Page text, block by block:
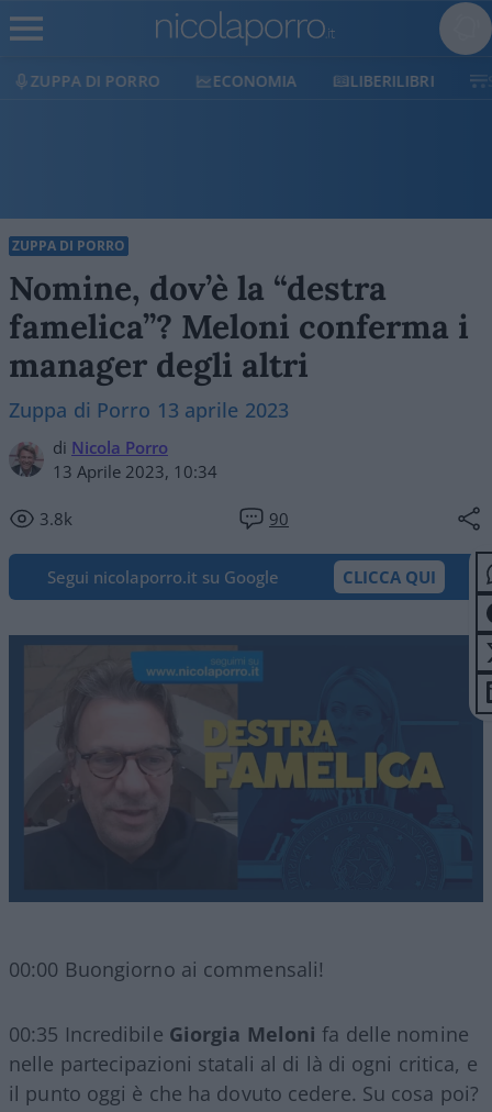
ZUPPA DI PORRO ECONOMIA LIBERILIBRI
ZUPPA DI PORRO
Nomine, dov’è la “destra
famelica”? Meloni conferma i
manager degli altri
Zuppa di Porro 13 aprile 2023
di Nicola Porro
13 Aprile 2023, 10:34
3.8k 90
Segui nicolaporro.it su Google CLICCA QUI
00:00 Buongiorno ai commensali!
00:35 Incredibile Giorgia Meloni fa delle nomine
nelle partecipazioni statali al di là di ogni critica, e
il punto oggi è che ha dovuto cedere. Su cosa poi?